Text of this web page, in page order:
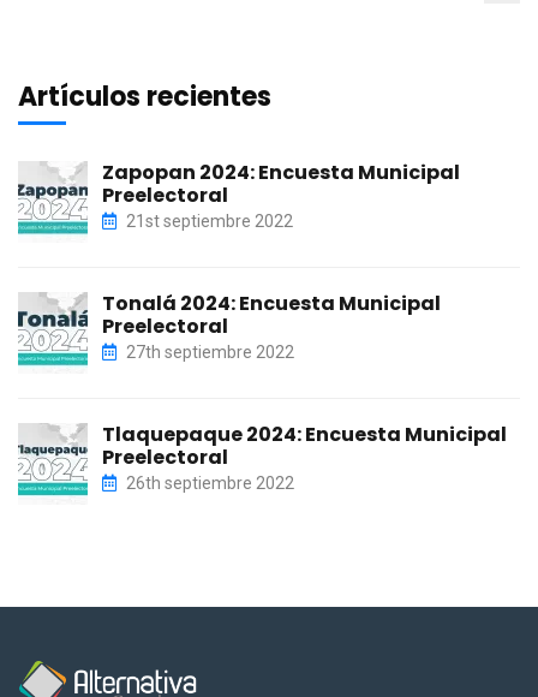
Artículos recientes
Zapopan 2024: Encuesta Municipal
Preelectoral
21st septiembre 2022
Tonalá 2024: Encuesta Municipal
Preelectoral
27th septiembre 2022
Tlaquepaque 2024: Encuesta Municipal
Preelectoral
26th septiembre 2022